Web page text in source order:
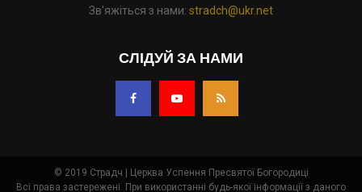
Зв'яжіться з нами: stradch@ukr.net
СЛІДУЙ ЗА НАМИ
© 2019 Страдч | Церква Успення Пресвятої Богородиці
Всі права застережені. При використанні будь-якої інформації з даного